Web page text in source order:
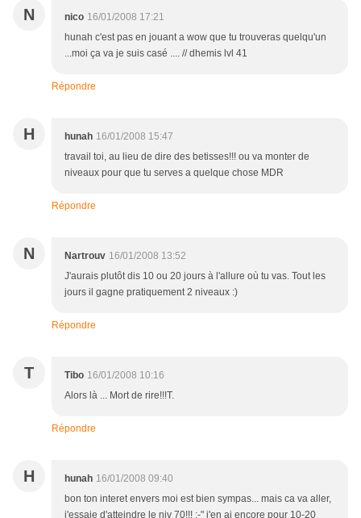
N nico 16/01/2008 17:21
hunah c'est pas en jouant a wow que tu trouveras quelqu'un
...moi ça va je suis casé .... // dhemis lvl 41
Répondre
H hunah 16/01/2008 15:47
travail toi, au lieu de dire des betisses!!! ou va monter de
niveaux pour que tu serves a quelque chose MDR
Répondre
N Nartrouv 16/01/2008 13:52
J'aurais plutôt dis 10 ou 20 jours à l'allure où tu vas. Tout les
jours il gagne pratiquement 2 niveaux :)
Répondre
T Tibo 16/01/2008 10:16
Alors là ... Mort de rire!!!T.
Répondre
H hunah 16/01/2008 09:40
bon ton interet envers moi est bien sympas... mais ca va aller,
j'essaie d'atteindre le niv 70!!! :-" j'en ai encore pour 10-20